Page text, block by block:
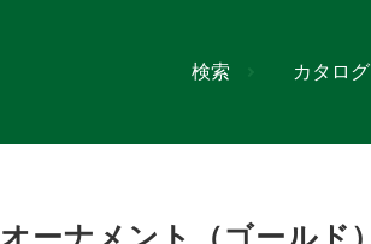
検索 カタログ
オーナメント（ゴールド）